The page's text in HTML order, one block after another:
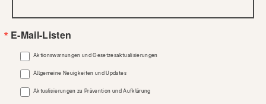
E-Mail-Listen
Aktionswarnungen und Gesetzesaktualisierungen
Allgemeine Neuigkeiten und Updates
Aktualisierungen zu Prävention und Aufklärung